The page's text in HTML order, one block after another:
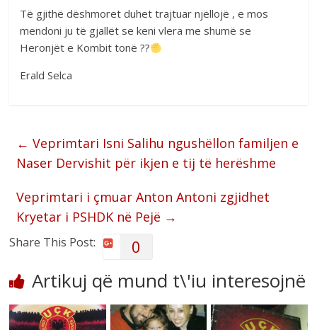
Të gjithë dëshmoret duhet trajtuar njëllojë , e mos
mendoni ju të gjallët se keni vlera me shumë se
Heronjët e Kombit tonë ??
Erald Selca
← Veprimtari Isni Salihu ngushëllon familjen e
Naser Dervishit për ikjen e tij të herëshme
Veprimtari i çmuar Anton Antoni zgjidhet
Kryetar i PSHDK në Pejë →
Share This Post: 0
Artikuj që mund t\'iu interesojnë